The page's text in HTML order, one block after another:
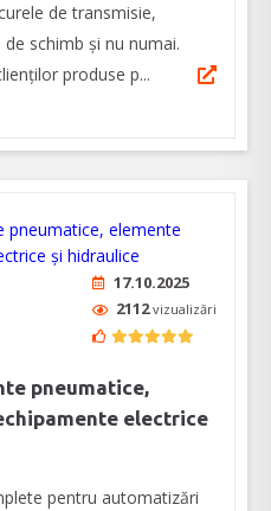
de transmisie,
schimb şi nu numai.
produse p...
17.10.2025
2112vizualizări
pneumatice,
electrice
pentru automatizări